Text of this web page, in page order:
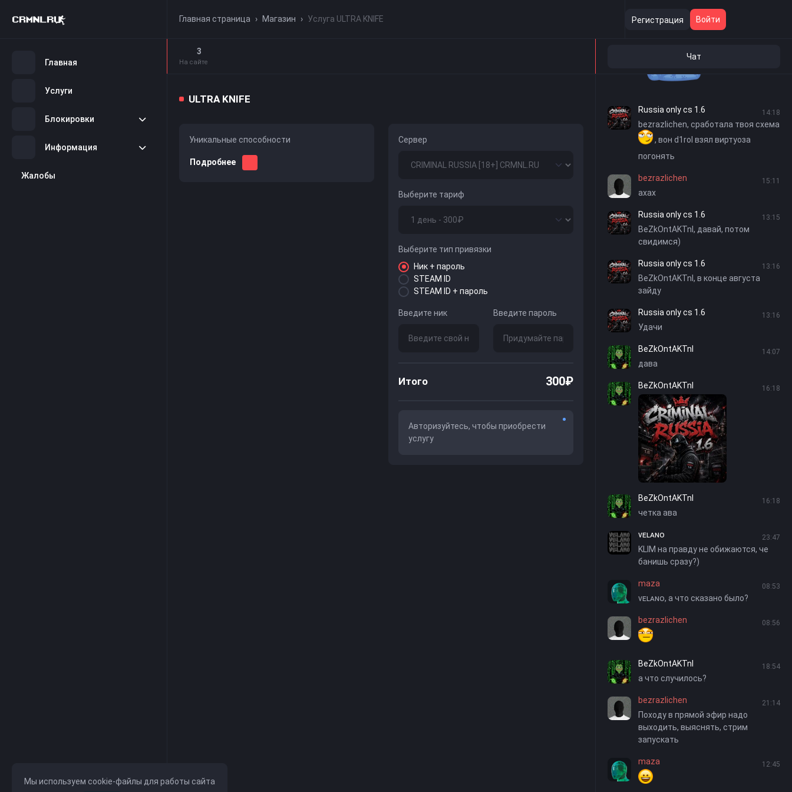
Главная страница › Магазин › Услуга ULTRA KNIFE Регистрация Войти
Главная
Услуги
Блокировки
Информация
Жалобы
Чат
Russia only cs 1.6 14:18
bezrazlichen, сработала твоя схема
, вон d1rol взял виртуоза
погонять
bezrazlichen 15:11
ахах
Russia only cs 1.6 13:15
BeZkOntAKTnI, давай, потом
свидимся)
Russia only cs 1.6 13:16
BeZkOntAKTnI, в конце августа
зайду
Russia only cs 1.6 13:16
Удачи
BeZkOntAKTnI 14:07
дава
BeZkOntAKTnI 16:18
BeZkOntAKTnI 16:18
четка ава
ᴠᴇʟᴀɴᴏ 23:47
KLIM на правду не обижаются, че
банишь сразу?)
maza 08:53
ᴠᴇʟᴀɴᴏ, а что сказано было?
bezrazlichen 08:56
BeZkOntAKTnI 18:54
а что случилось?
bezrazlichen 21:14
Походу в прямой эфир надо
выходить, выяснять, стрим
запускать
maza 12:45
3
На сайте
ULTRA KNIFE
Уникальные способности
Подробнее
Сервер
Выберите тариф
Выберите тип привязки
Ник + пароль
STEAM ID
STEAM ID + пароль
Введите ник Введите пароль
Итого 300₽
Авторизуйтесь, чтобы приобрести
услугу
Мы используем cookie-файлы для работы сайта